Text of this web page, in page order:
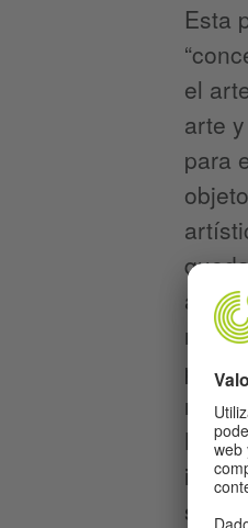
Esta
el
arte
para
social”